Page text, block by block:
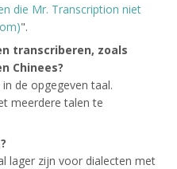
die Mr. Transcription niet
".
transcriberen, zoals
Chinees?
de opgegeven taal.
meerdere talen te
lager zijn voor dialecten met